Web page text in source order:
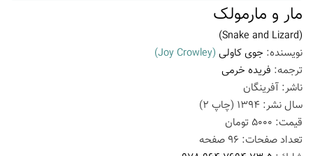
مار و مارمولک
(Snake and Lizard)
نویسنده: جوی کاولی (Joy Crowley)
ترجمه: فریده خرمی
ناشر: آفرینگان
سال نشر: 1394 (چاپ 2
)
قیمت: 5000 تومان
تعداد صفحات: 96 صفحه